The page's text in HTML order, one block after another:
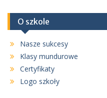
O szkole
Nasze sukcesy
Klasy mundurowe
Certyfikaty
Logo szkoły